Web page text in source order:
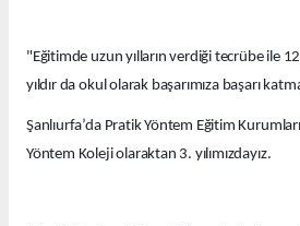
"Eğitimde uzun yılların verdiği tecrübe ile
yıldır da okul olarak başarımıza başarı
Şanlıurfa’da Pratik Yöntem Eğitim Kurumları
Yöntem Koleji olaraktan 3. yılımızdayız.